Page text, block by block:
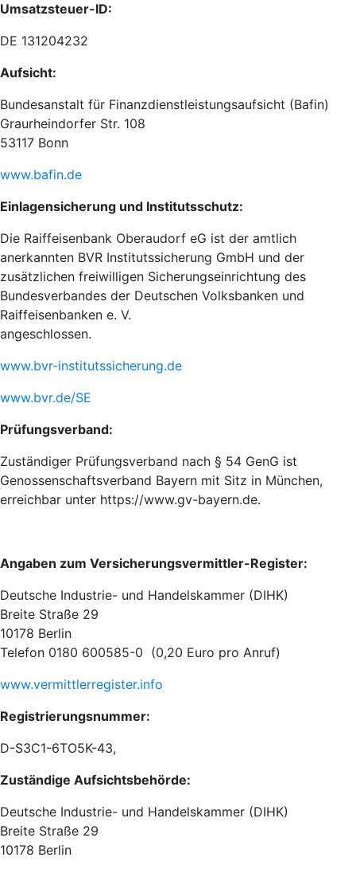
Umsatzsteuer-ID:
DE 131204232
Aufsicht:
Bundesanstalt für Finanzdienstleistungsaufsicht (Bafin)
Graurheindorfer Str. 108
53117 Bonn
www.bafin.de
Einlagensicherung und Institutsschutz:
Die Raiffeisenbank Oberaudorf eG ist der amtlich
anerkannten BVR Institutssicherung GmbH und der
zusätzlichen freiwilligen Sicherungseinrichtung des
Bundesverbandes der Deutschen Volksbanken und
Raiffeisenbanken e. V.
angeschlossen.
www.bvr-institutssicherung.de
www.bvr.de/SE
Prüfungsverband:
Zuständiger Prüfungsverband nach § 54 GenG ist
Genossenschaftsverband Bayern mit Sitz in München,
erreichbar unter https://www.gv-bayern.de.
Angaben zum Versicherungsvermittler-Register:
Deutsche Industrie- und Handelskammer (DIHK)
Breite Straße 29
10178 Berlin
Telefon 0180 600585-0 (0,20 Euro pro Anruf)
www.vermittlerregister.info
Registrierungsnummer:
D-S3C1-6TO5K-43,
Zuständige Aufsichtsbehörde:
Deutsche Industrie- und Handelskammer (DIHK)
Breite Straße 29
10178 Berlin